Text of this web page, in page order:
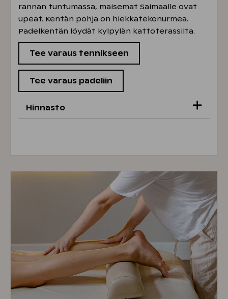
rannan tuntumassa, maisemat Saimaalle ovat
upeat. Kentän pohja on hiekkatekonurmea.
Padelkentän löydät kylpylän kattoterassilta.
Tee varaus tennikseen
Tee varaus padeliin
Hinnasto
Mailavuokraus aikuinen4 €
Mailavuokraus lapsi2 €